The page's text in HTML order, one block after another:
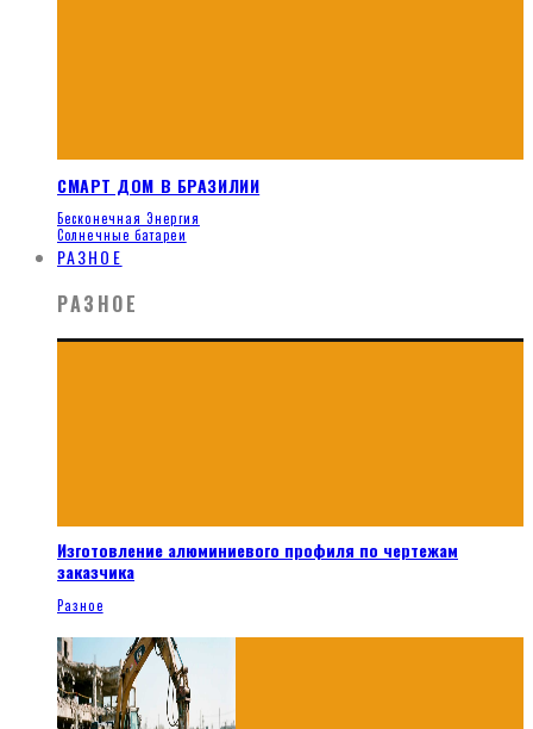
СМАРТ ДОМ В БРАЗИЛИИ
Бесконечная Энергия
Солнечные батареи
РАЗНОЕ
РАЗНОЕ
Изготовление алюминиевого профиля по чертежам
заказчика
Разное